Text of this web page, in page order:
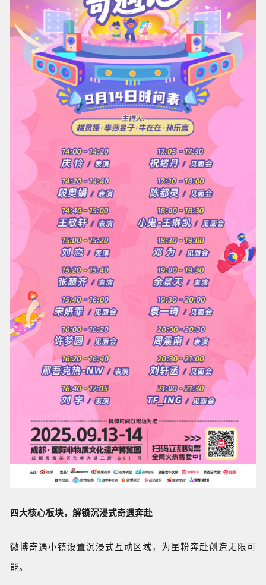
四大核心板块，解锁沉浸式奇遇奔赴
微博奇遇小镇设置沉浸式互动区域，为星粉奔赴创造无限可
能。